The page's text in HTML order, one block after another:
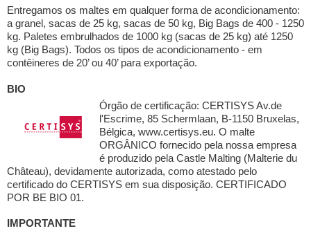
Entregamos os maltes em qualquer forma de acondicionamento:
a granel, sacas de 25 kg, sacas de 50 kg, Big Bags de 400 - 1250
kg. Paletes embrulhados de 1000 kg (sacas de 25 kg) até 1250
kg (Big Bags). Todos os tipos de acondicionamento - em
contêineres de 20’ ou 40’ para exportação.
BIO
Órgão de certificação: CERTISYS Av.de
l'Escrime, 85 Schermlaan, B-1150 Bruxelas,
Bélgica, www.certisys.eu. O malte
ORGÂNICO fornecido pela nossa empresa
é produzido pela Castle Malting (Malterie du
Château), devidamente autorizada, como atestado pelo
certificado do CERTISYS em sua disposição. CERTIFICADO
POR BE BIO 01.
IMPORTANTE